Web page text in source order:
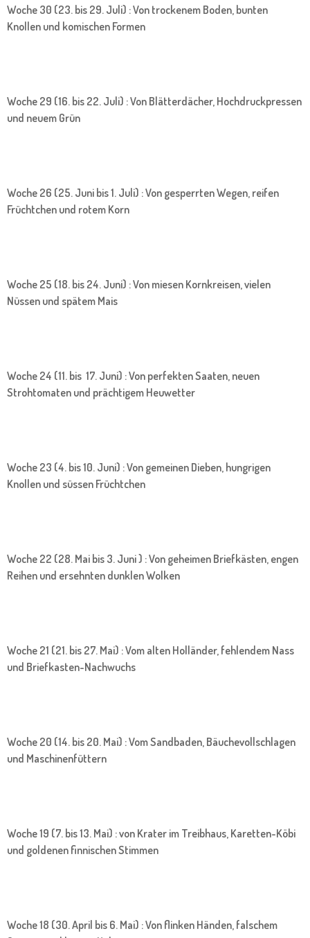
Woche 30 (23. bis 29. Juli) : Von trockenem Boden, bunten
Knollen und komischen Formen
Woche 29 (16. bis 22. Juli) : Von Blätterdächer, Hochdruckpressen
und neuem Grün
Woche 26 (25. Juni bis 1. Juli) : Von gesperrten Wegen, reifen
Früchtchen und rotem Korn
Woche 25 (18. bis 24. Juni) : Von miesen Kornkreisen, vielen
Nüssen und spätem Mais
Woche 24 (11. bis 17. Juni) : Von perfekten Saaten, neuen
Strohtomaten und prächtigem Heuwetter
Woche 23 (4. bis 10. Juni) : Von gemeinen Dieben, hungrigen
Knollen und süssen Früchtchen
Woche 22 (28. Mai bis 3. Juni ) : Von geheimen Briefkästen, engen
Reihen und ersehnten dunklen Wolken
Woche 21 (21. bis 27. Mai) : Vom alten Holländer, fehlendem Nass
und Briefkasten-Nachwuchs
Woche 20 (14. bis 20. Mai) : Vom Sandbaden, Bäuchevollschlagen
und Maschinenfüttern
Woche 19 (7. bis 13. Mai) : von Krater im Treibhaus, Karetten-Köbi
und goldenen finnischen Stimmen
Woche 18 (30. April bis 6. Mai) : Von flinken Händen, falschem